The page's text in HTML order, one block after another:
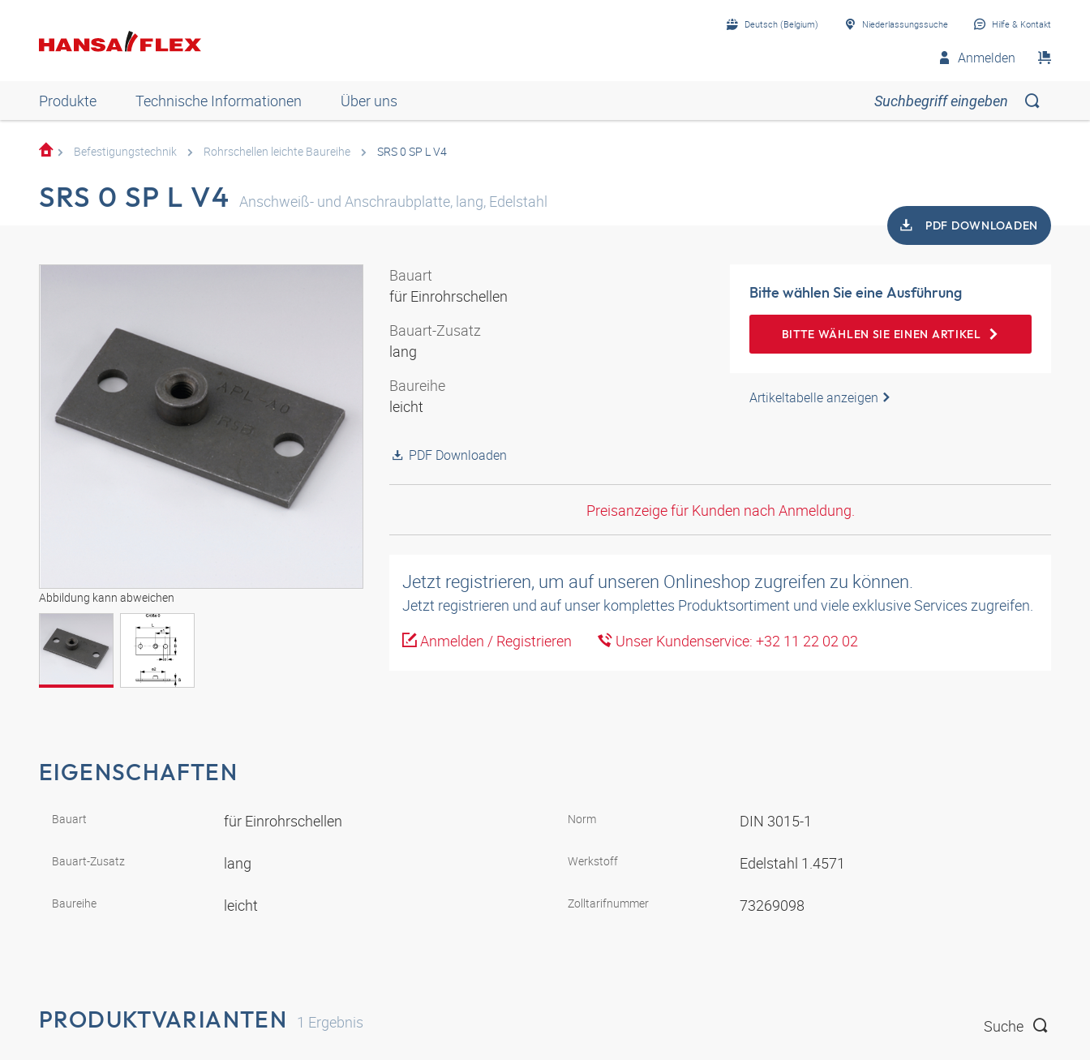
Deutsch (Belgium) Niederlassungssuche Hilfe & Kontakt
Anmelden
Produkte Technische Informationen Über uns
Befestigungstechnik Rohrschellen leichte Baureihe SRS 0 SP L V4
SRS 0 SP L V4 Anschweiß- und Anschraubplatte, lang, Edelstahl
PDF DOWNLOADEN
Abbildung kann abweichen
Bauart
für Einrohrschellen
Bauart-Zusatz
lang
Baureihe
leicht
PDF Downloaden
Bitte wählen Sie eine Ausführung
BITTE WÄHLEN SIE EINEN ARTIKEL
Artikeltabelle anzeigen
Preisanzeige für Kunden nach Anmeldung.
Jetzt registrieren, um auf unseren Onlineshop zugreifen zu können.
Jetzt registrieren und auf unser komplettes Produktsortiment und viele exklusive Services zugreifen.
Anmelden / Registrieren
Unser Kundenservice: +32 11 22 02 02
EIGENSCHAFTEN
Bauart für Einrohrschellen
Bauart-Zusatz lang
Baureihe leicht
Norm DIN 3015-1
Werkstoff Edelstahl 1.4571
Zolltarifnummer 73269098
PRODUKTVARIANTEN 1 Ergebnis Suche